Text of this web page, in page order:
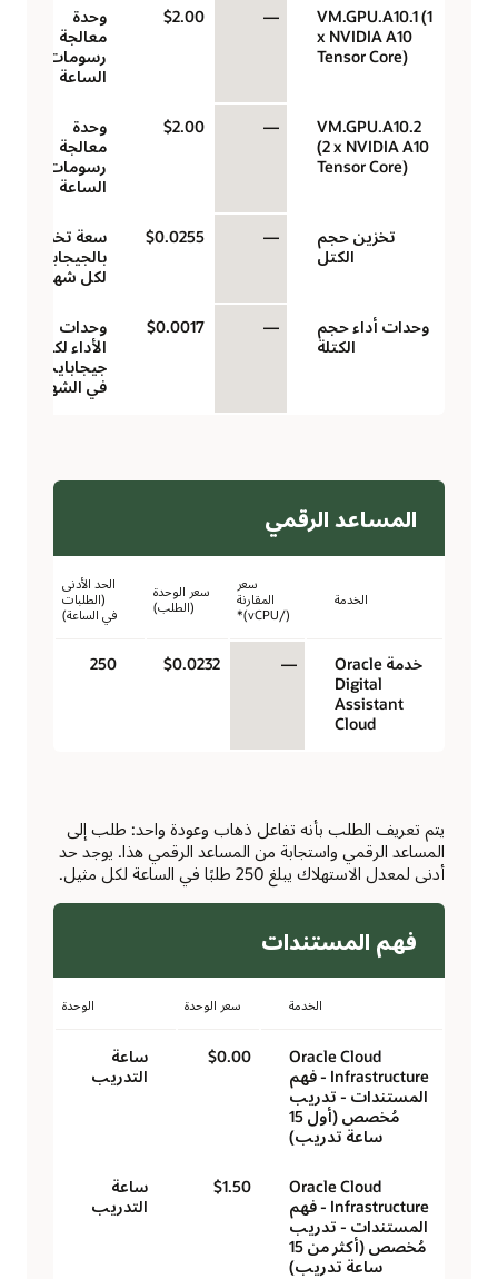
VM.GPU.A10.1 (1
x NVIDIA A10
Tensor Core)
—
$2.00
وحدة
معالجة
رسومات في
الساعة
VM.GPU.A10.2
(2 x NVIDIA A10
Tensor Core)
—
$2.00
وحدة
معالجة
رسومات في
الساعة
تخزين حجم
الكتل
—
$0.0255
سعة تخزين
بالجيجابايت
لكل شهر
وحدات أداء حجم
الكتلة
—
$0.0017
وحدات
الأداء لكل
جيجابايت
في الشهر
المساعد الرقمي
الخدمة
سعر
المقارنة
(/vCPU)*
سعر الوحدة
(الطلب)
الحد الأدنى
(الطلبات
في الساعة)
خدمة Oracle
Digital
Assistant
Cloud
—
$0.0232
250
يتم تعريف الطلب بأنه تفاعل ذهاب وعودة واحد: طلب إلى
المساعد الرقمي واستجابة من المساعد الرقمي هذا. يوجد حد
أدنى لمعدل الاستهلاك يبلغ 250 طلبًا في الساعة لكل مثيل.
فهم المستندات
الخدمة سعر الوحدة الوحدة
Oracle Cloud
Infrastructure - فهم
المستندات - تدريب
مُخصص (أول 15
ساعة تدريب)
$0.00
ساعة
التدريب
Oracle Cloud
Infrastructure - فهم
المستندات - تدريب
مُخصص (أكثر من 15
ساعة تدريب)
$1.50
ساعة
التدريب